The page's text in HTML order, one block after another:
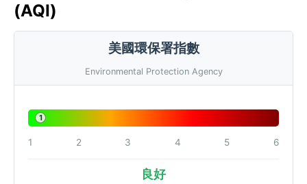
(AQI)
美國環保署指數
Environmental Protection Agency
1
1 2 3 4 5 6
良好